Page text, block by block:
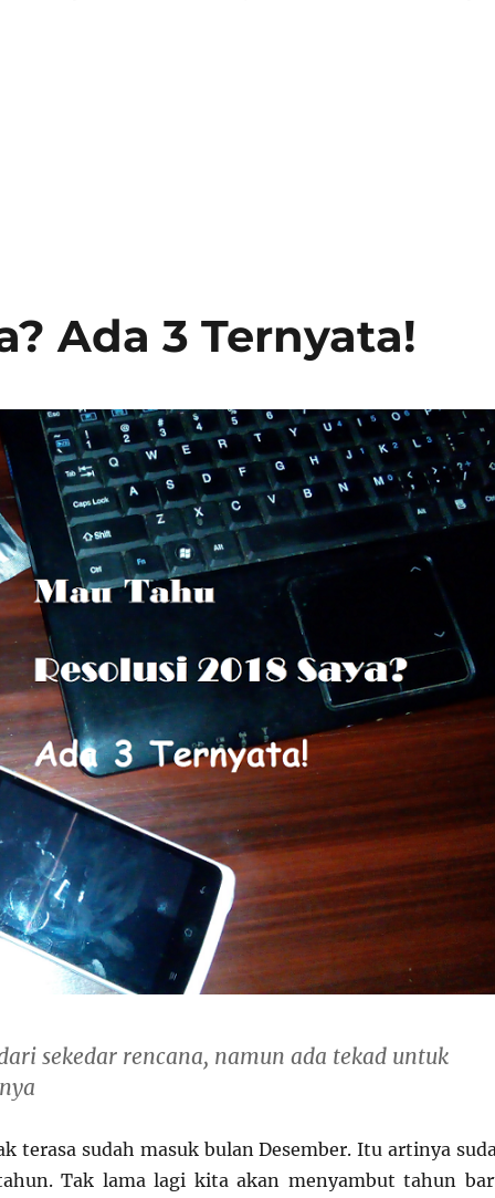
Ada 3 Ternyata!
sekedar rencana, namun ada tekad untuk
terasa sudah masuk bulan Desember. Itu artinya
Tak lama lagi kita akan menyambut tahun